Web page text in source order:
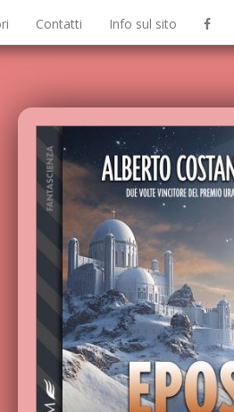
Contatti Info sul sito